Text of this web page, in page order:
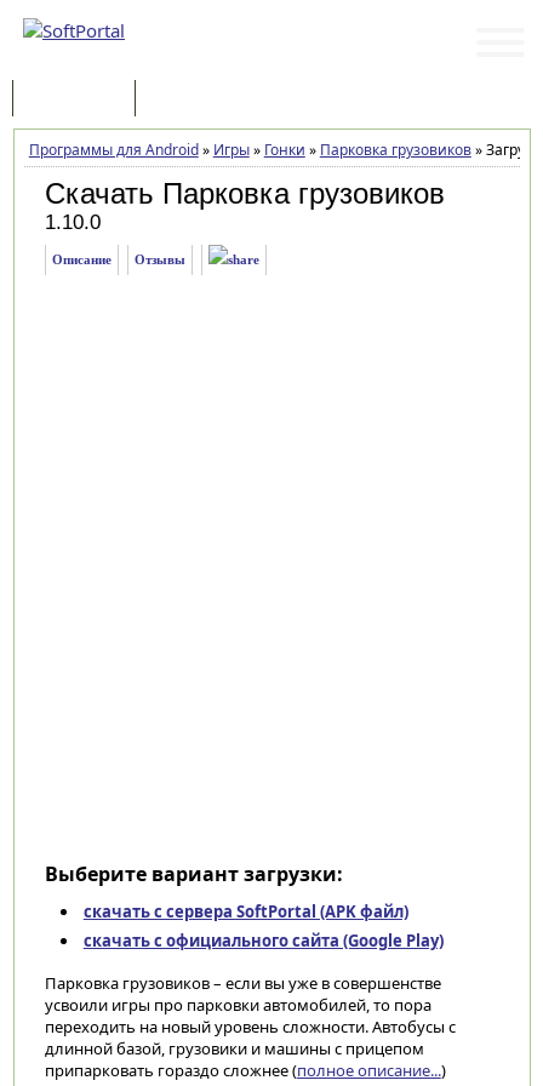
Программы для Android» Игры» Гонки » Парковка грузовиков»
Скачать Парковка грузовиков
1.10.0
Описание Отзывы
Выберите вариант загрузки:
скачать с сервера SoftPortal (APK файл)
скачать с официального сайта (Google Play)
Парковка грузовиков – если вы уже в совершенстве
усвоили игры про парковки автомобилей, то пора
переходить на новый уровень сложности. Автобусы с
длинной базой, грузовики и машины с прицепом
припарковать гораздо сложнее (полное описание...)